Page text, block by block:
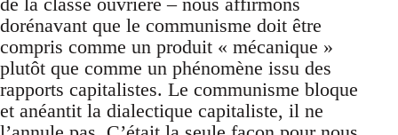
dorénavant que le communisme doit être
compris comme un produit « mécanique »
plutôt que comme un phénomène issu des
rapports capitalistes. Le communisme bloque
et anéantit la dialectique capitaliste, il ne